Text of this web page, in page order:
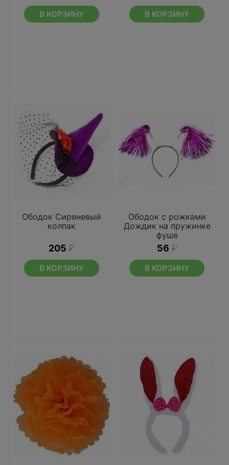
В КОРЗИНУ В КОРЗИНУ
Ободок Сиреневый
колпак
205 ₽
В КОРЗИНУ
Ободок с рожками
Дождик на пружинке
фуше
56 ₽
В КОРЗИНУ